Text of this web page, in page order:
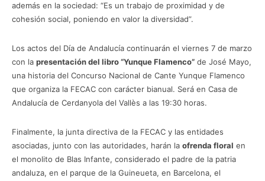
además en la sociedad: “Es un trabajo de proximidad y de
cohesión social, poniendo en valor la diversidad”.
Los actos del Día de Andalucía continuarán el viernes 7 de marzo
con la presentación del libro “Yunque Flamenco” de José Mayo,
una historia del Concurso Nacional de Cante Yunque Flamenco
que organiza la FECAC con carácter bianual. Será en Casa de
Andalucía de Cerdanyola del Vallès a las 19:30 horas.
Finalmente, la junta directiva de la FECAC y las entidades
asociadas, junto con las autoridades, harán la ofrenda floral en
el monolito de Blas Infante, considerado el padre de la patria
andaluza, en el parque de la Guineueta, en Barcelona, el